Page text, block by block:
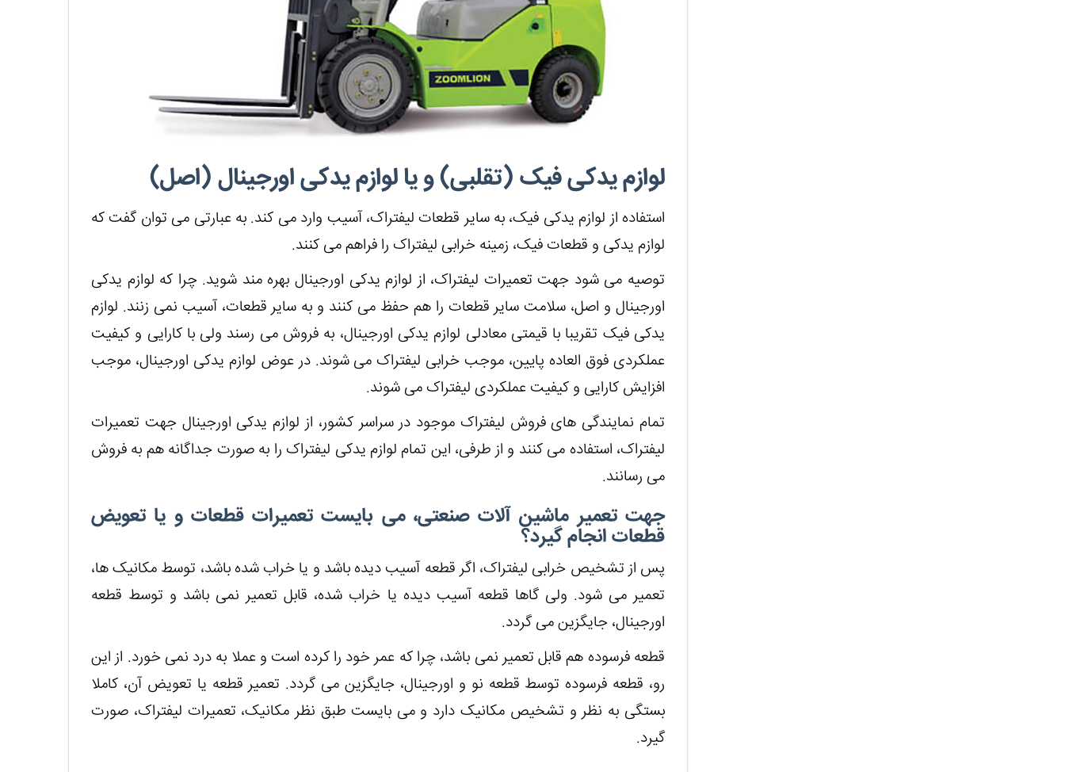
لوازم یدکی فیک (تقلبی) و یا لوازم یدکی اورجینال (اصل)
استفاده از لوازم یدکی فیک، به سایر قطعات لیفتراک، آسیب وارد می کند. به عبارتی می توان گفت که
لوازم یدکی و قطعات فیک، زمینه خرابی لیفتراک را فراهم می کنند.
توصیه می شود جهت تعمیرات لیفتراک، از لوازم یدکی اورجینال بهره مند شوید. چرا که لوازم یدکی
اورجینال و اصل، سلامت سایر قطعات را هم حفظ می کنند و به سایر قطعات، آسیب نمی زنند. لوازم
یدکی فیک تقریبا با قیمتی معادلی لوازم یدکی اورجینال، به فروش می رسند ولی با کارایی و کیفیت
عملکردی فوق العاده پایین، موجب خرابی لیفتراک می شوند. در عوض لوازم یدکی اورجینال، موجب
افزایش کارایی و کیفیت عملکردی لیفتراک می شوند.
تمام نمایندگی های فروش لیفتراک موجود در سراسر کشور، از لوازم یدکی اورجینال جهت تعمیرات
لیفتراک، استفاده می کنند و از طرفی، این تمام لوازم یدکی لیفتراک را به صورت جداگانه هم به فروش
می رسانند.
جهت تعمیر ماشین آلات صنعتی، می بایست تعمیرات قطعات و یا تعویض
قطعات انجام گیرد؟
پس از تشخیص خرابی لیفتراک، اگر قطعه آسیب دیده باشد و یا خراب شده باشد، توسط مکانیک ها،
تعمیر می شود. ولی گاها قطعه آسیب دیده یا خراب شده، قابل تعمیر نمی باشد و توسط قطعه
اورجینال، جایگزین می گردد.
قطعه فرسوده هم قابل تعمیر نمی باشد، چرا که عمر خود را کرده است و عملا به درد نمی خورد. از این
رو، قطعه فرسوده توسط قطعه نو و اورجینال، جایگزین می گردد. تعمیر قطعه یا تعویض آن، کاملا
بستگی به نظر و تشخیص مکانیک دارد و می بایست طبق نظر مکانیک، تعمیرات لیفتراک، صورت
گیرد.